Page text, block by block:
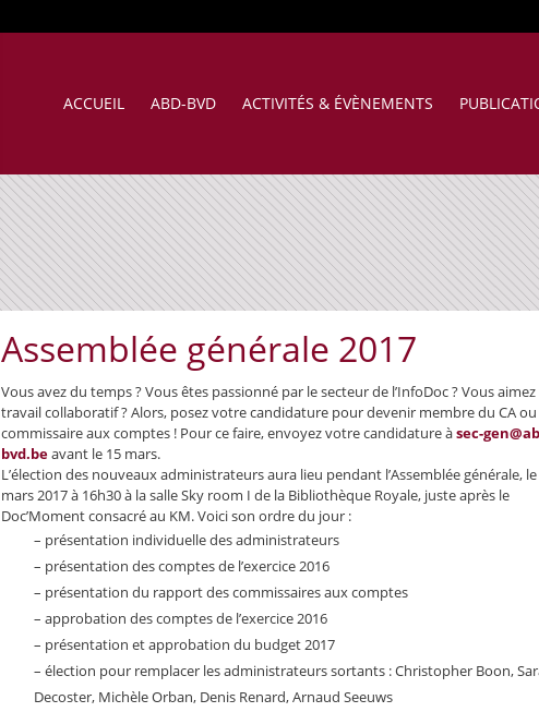
ACCUEIL ABD-BVD ACTIVITÉS & ÉVÈNEMENTS
Assemblée générale 2017
Vous avez du temps ?​ ​V​ous êtes passionné par le secteur de l’InfoDoc ? Vous aimez
travail collaboratif ? Alors, posez votre candidature pour devenir membre du CA ou
commissaire aux comptes ! Pour ce faire, envoyez votre candidature àsec-
bvd.beavant le 15 mars.
L’élection des nouveaux administrateurs aura lieu pendant l’Assemblée générale,
mars 2017 à 16h30 à la salle Sky room I de la Bibliothèque Royale, juste après le
Doc’Moment consacré au KM. Voici son ordre du jour :
– présentation individuelle des administrateurs
– présentation des comptes de l’exercice 2016
– présentation du rapport des commissaires aux comptes
– approbation des comptes de l’exercice 2016
– présentation et approbation du budget 2017
– élection pour remplacer les administrateurs sortants : Christopher Boon,
Decoster, Michèle Orban, Denis Renard, Arnaud Seeuws